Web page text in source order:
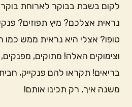
לקום בשבת בבוקר לארוחת
נראית אצלכם? מיץ תפוזים?
טופו? אצלי היא נראית ממש כמו
וצימוקים האלה! מתוקים, מפנקים,
בריאים! תקראו להם פנקייק,
משנה איך, רק תכינו אותם!